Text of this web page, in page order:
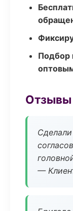
Подбор
Отзывы
—